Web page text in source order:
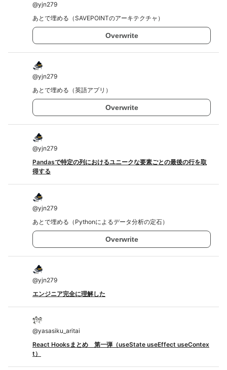
@yjn279
あとで埋める（SAVEPOINTのアーキテクチャ）
Overwrite
@yjn279
あとで埋める（英語アプリ）
Overwrite
@yjn279
Pandasで特定の列におけるユニークな要素ごとの最後の行を取
得する
@yjn279
あとで埋める（Pythonによるデータ分析の定石）
Overwrite
@yjn279
エンジニア完全に理解した
@yasasiku_aritai
React Hooksまとめ 第一弾（useState useEffect useContex
t）